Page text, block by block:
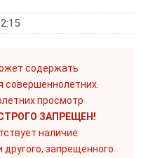
содержать
совершеннолетних.
просмотр
ЗАПРЕЩЕН!
наличие
запрещенного